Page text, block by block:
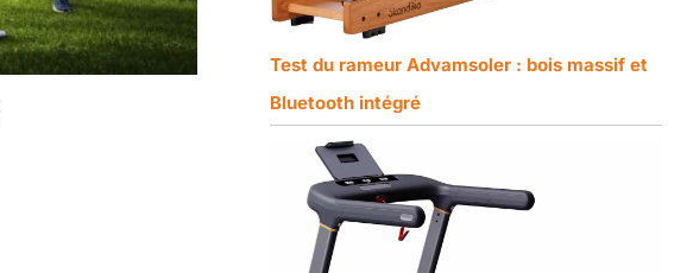
Test du rameur Advamsoler : bois massif et
Bluetooth intégré